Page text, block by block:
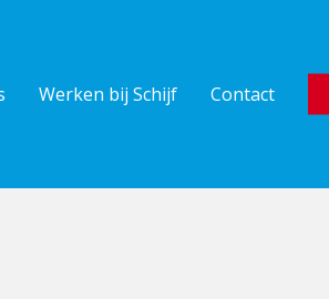
Werken bij Schijf Contact